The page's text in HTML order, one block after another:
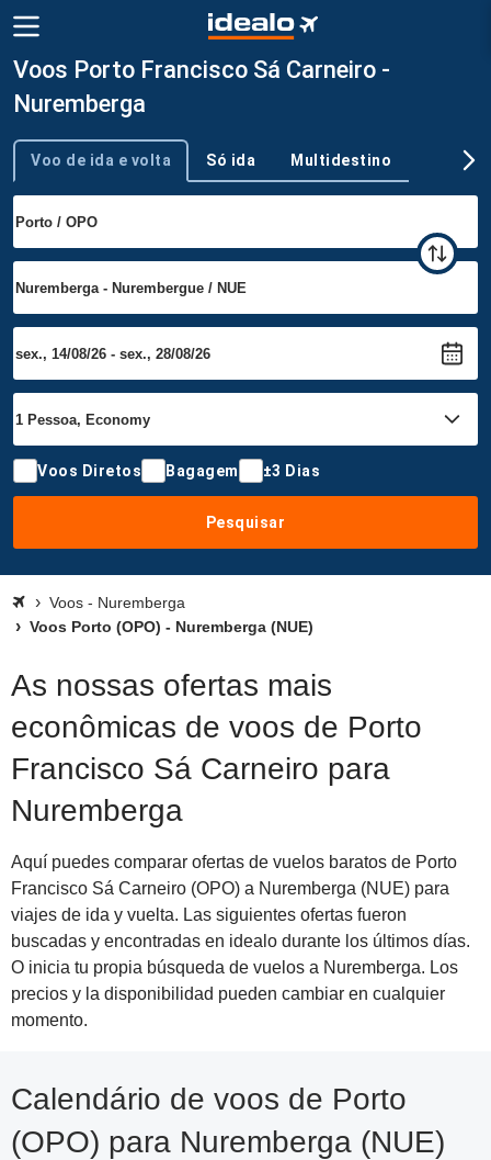
Voos Porto Francisco Sá Carneiro -
Nuremberga
Tipo de viagem
Voo de ida e volta Só ida Multidestino
Voos Diretos Bagagem ±3 Dias
Pesquisar
Voos - Nuremberga
Voos Porto (OPO) - Nuremberga (NUE)
As nossas ofertas mais
econômicas de voos de Porto
Francisco Sá Carneiro para
Nuremberga
Aquí puedes comparar ofertas de vuelos baratos de Porto
Francisco Sá Carneiro (OPO) a Nuremberga (NUE) para
viajes de ida y vuelta. Las siguientes ofertas fueron
buscadas y encontradas en idealo durante los últimos días.
O inicia tu propia búsqueda de vuelos a Nuremberga. Los
precios y la disponibilidad pueden cambiar en cualquier
momento.
Calendário de voos de Porto
(OPO) para Nuremberga (NUE)